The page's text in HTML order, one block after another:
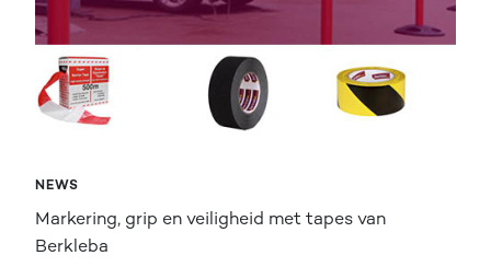
NEWS
Markering, grip en veiligheid met tapes van
Berkleba